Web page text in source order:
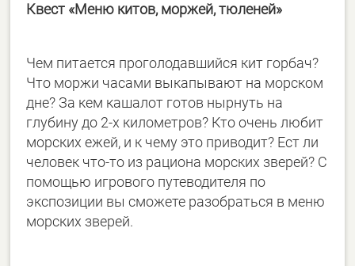
Квест «Меню китов, моржей, тюленей»
Чем питается проголодавшийся кит горбач?
Что моржи часами выкапывают на морском
дне? За кем кашалот готов нырнуть на
глубину до 2-х километров? Кто очень любит
морских ежей, и к чему это приводит? Ест ли
человек что-то из рациона морских зверей? С
помощью игрового путеводителя по
экспозиции вы сможете разобраться в меню
морских зверей.